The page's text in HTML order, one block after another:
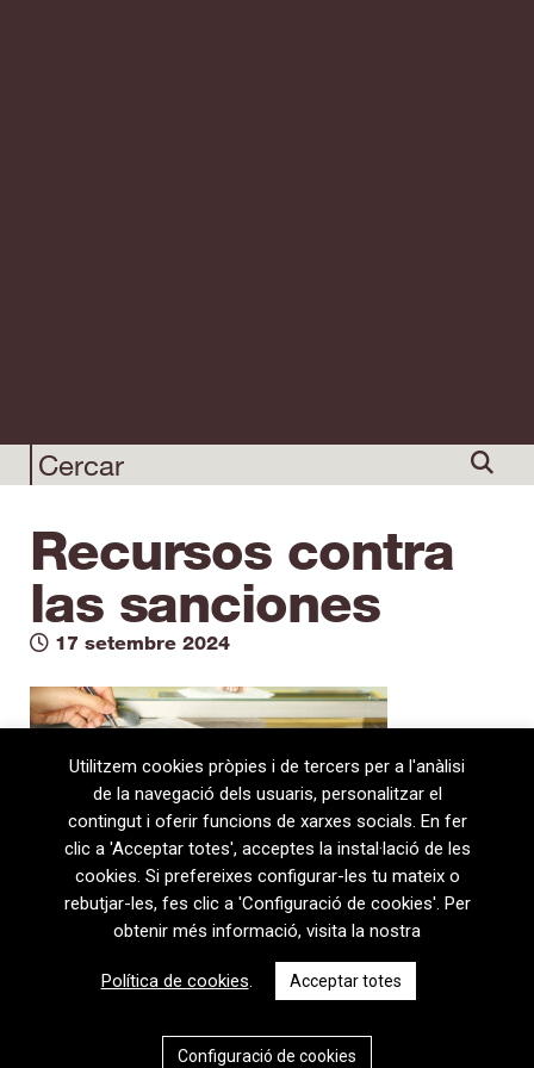
Recursos contra
las sanciones
17 setembre 2024
08720 Vilafranca del Penedès · General Prim 5, 2n · Barcelona
T+34 938 170 417 ·
+34 938 170 301
Política de privacitat|Política de cookies
Utilitzem cookies pròpies i de tercers per a l'anàlisi
de la navegació dels usuaris, personalitzar el
contingut i oferir funcions de xarxes socials. En fer
clic a 'Acceptar totes', acceptes la instal·lació de les
cookies. Si prefereixes configurar-les tu mateix o
rebutjar-les, fes clic a 'Configuració de cookies'. Per
obtenir més informació, visita la nostra
Política de cookies. Acceptar totes
Configuració de cookies